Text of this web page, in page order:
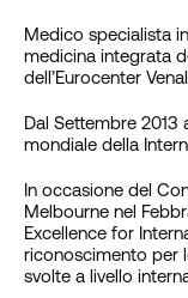
Medico specialista
medicina integrata
dell’Eurocenter
Dal Settembre
mondiale della
In occasione del
Melbourne nel
Excellence for
riconoscimento per
svolte a livello